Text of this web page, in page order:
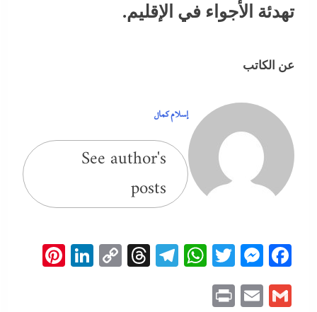
تهدئة الأجواء في الإقليم.
عن الكاتب
إسلام كمال
See author's
posts
Facebook
Messenger
Twitter
WhatsApp
Telegram
Threads
Copy
Gmail
Email